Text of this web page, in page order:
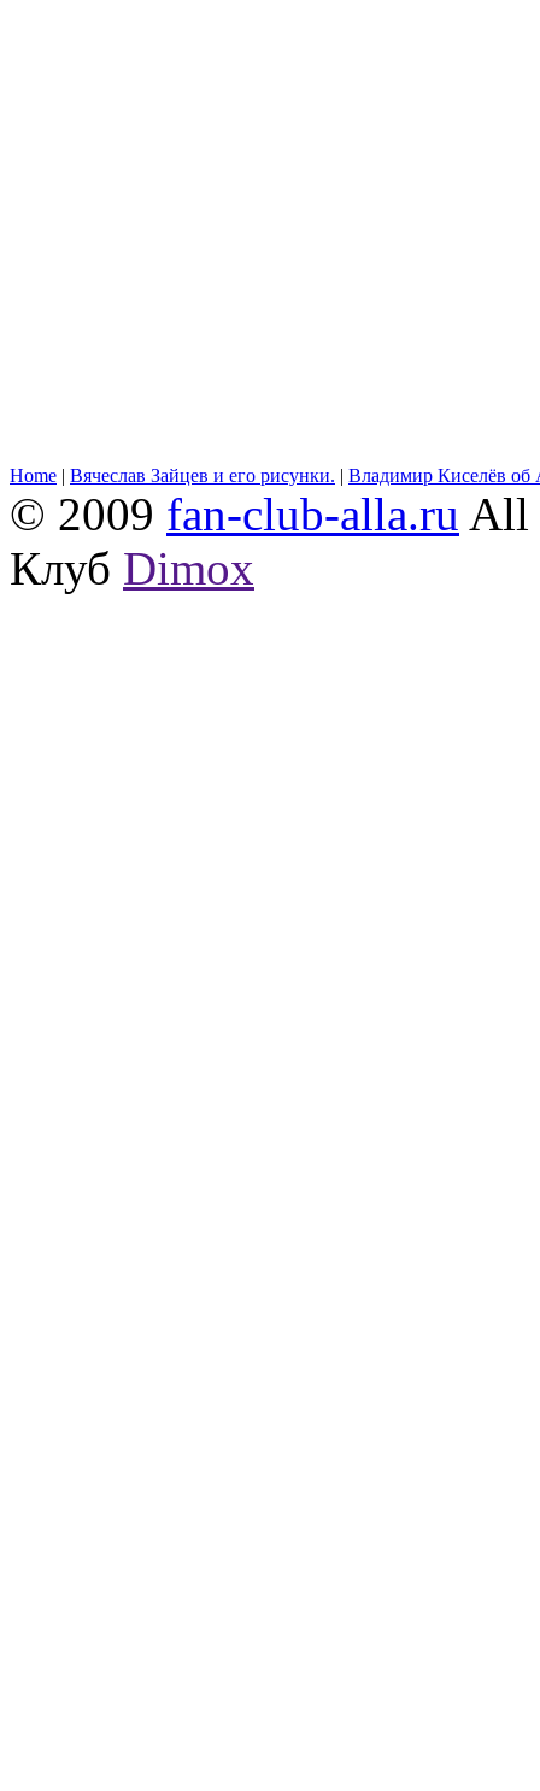
Home | Вячеслав Зайцев и его рисунки. | Владимир Киселёв об
© 2009 fan-club-alla.ru All
Клуб Dimox